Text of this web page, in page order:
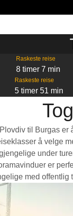
Raskeste reise
8 timer 7 min
Raskeste reise
5 timer 51 min
til Burgas
å velge
under
er
med